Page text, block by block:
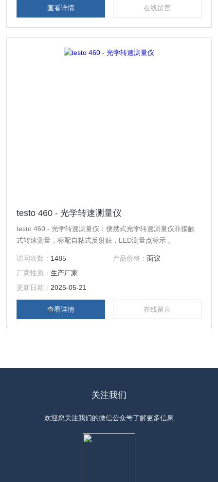
查看详情 在线留言
testo 460 - 光学转速测量仪
testo 460 - 光学转速测量仪：便携式光学转速测量仪非接触
式转速测量，标配自粘式反射贴，LED测量点标示 。
访问次数： 1485 产品价格： 面议
厂商性质：生产厂家
更新日期： 2025-05-21
查看详情 在线留言
关注我们
欢迎您关注我们的微信公众号了解更多信息